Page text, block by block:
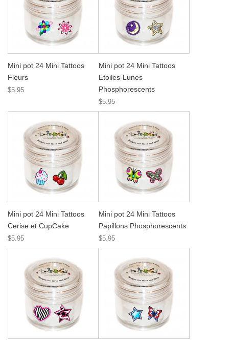
Mini pot 24 Mini Tattoos
Fleurs
$5.95
Mini pot 24 Mini Tattoos
Etoiles-Lunes
Phosphorescents
$5.95
Mini pot 24 Mini Tattoos
Cerise et CupCake
$5.95
Mini pot 24 Mini Tattoos
Papillons Phosphorescents
$5.95